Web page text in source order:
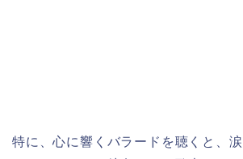
特に、心に響くバラードを聴くと、